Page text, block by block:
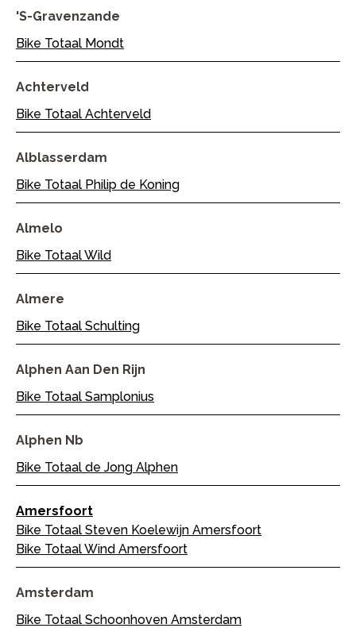
's-Gravenzande
Bike Totaal Mondt
Achterveld
Bike Totaal Achterveld
Alblasserdam
Bike Totaal Philip de Koning
Almelo
Bike Totaal Wild
Almere
Bike Totaal Schulting
Alphen Aan Den Rijn
Bike Totaal Samplonius
Alphen Nb
Bike Totaal de Jong Alphen
Amersfoort
Bike Totaal Steven Koelewijn Amersfoort
Bike Totaal Wind Amersfoort
Amsterdam
Bike Totaal Schoonhoven Amsterdam